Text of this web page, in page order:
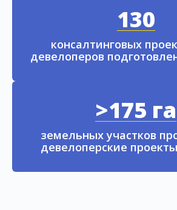
130
консалтинговых
девелоперов
>175 га
земельных участков
девелоперские